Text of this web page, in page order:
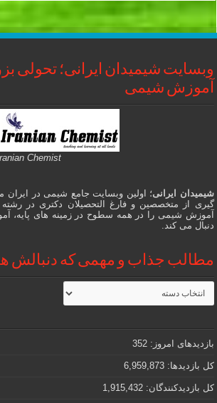
وبسایت شیمیدان ایرانی؛ تحولی
آموزش شیمی
Chemist
شیمیدان ایرانی؛ اولین وبسایت جامع شیمی در ایران
گیری از متخصصین و فارغ التحصیلان دکتری در
آموزش شیمی را در همه سطوح در زمینه های پایه،
دنبال می کند.
مطالب جذاب و مهمی که دنبالش
مطالب
جذاب
و
که
دنبالش
هستید
بازدیدهای امروز: 352
کل بازدیدها: 6,959,873
کل بازدیدکنند‌گان: 1,915,432